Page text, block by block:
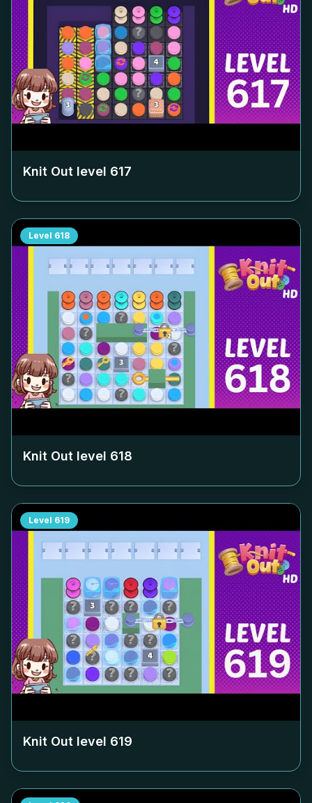
Knit Out level 617
Level 618
Knit Out level 618
Level 619
Knit Out level 619